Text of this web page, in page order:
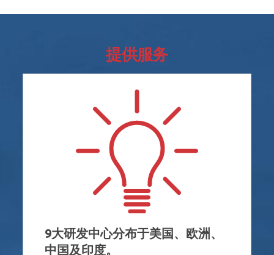
提供服务
9大研发中心分布于美国、欧洲、
中国及印度。